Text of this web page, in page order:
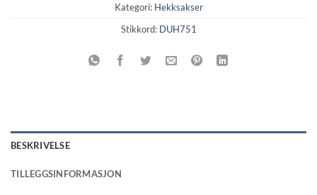
Kategori: Hekksakser
Stikkord: DUH751
BESKRIVELSE
TILLEGGSINFORMASJON